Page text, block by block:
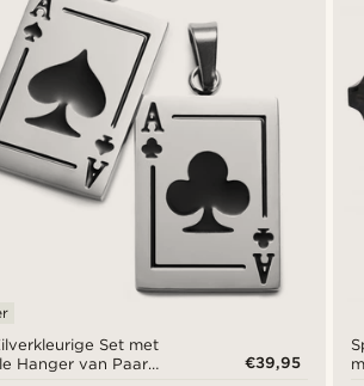
Set met
Hanger van Paar
€39,95